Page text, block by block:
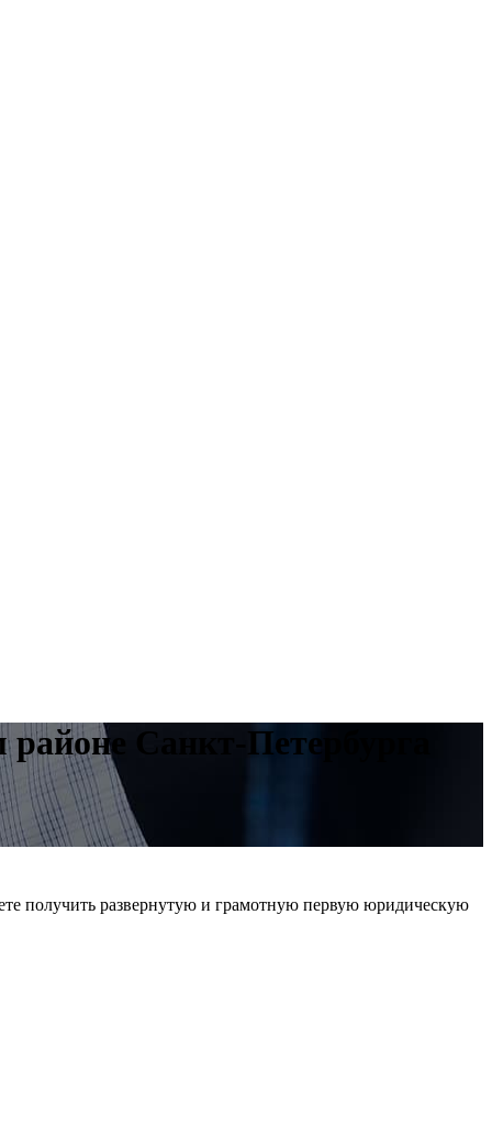
Санкт-Петербурга
получить развернутую и грамотную первую юридическую